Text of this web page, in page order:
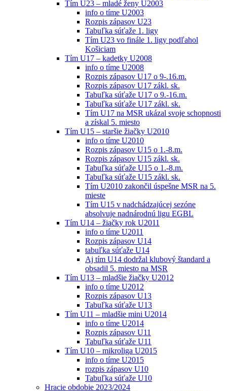
Tím U23 – mladé ženy U2003
info o tíme U2003
Rozpis zápasov U23
Tabuľka súťaže 1. ligy
Tím U23 vo finále 1. ligy podľahol
Košiciam
Tím U17 – kadetky U2008
info o tíme U2008
Rozpis zápasov U17 o 9-.16.m.
Rozpis zápasov U17 zákl. sk.
Tabuľka súťaže U17 o 9.-16.m.
Tabuľka súťaže U17 zákl. sk.
Tím U17 na MSR ukázal svoje schopnosti
a získal 5. miesto
Tím U15 – staršie žiačky U2010
info o tíme U2010
Rozpis zápasov U15 o 1.-8.m.
Rozpis zápasov U15 zákl. sk.
Tabuľka súťaže U15 o 1.-8.m.
Tabuľka súťaže U15 zákl. sk.
Tím U2010 zakončil úspešne MSR na 5.
mieste
Tím U15 v nadchádzajúcej sezóne
absolvuje nadnárodnú ligu EGBL
Tím U14 – žiačky rok U2011
info o tíme U2011
Rozpis zápasov U14
tabuľka súťaže U14
Aj tím U14 dodržal klubový štandard a
obsadil 5. miesto na MSR
Tím U13 – mladšie žiačky U2012
info o tíme U2012
Rozpis zápasov U13
Tabuľka súťaže U13
Tím U11 – mladšie mini U2014
info o tíme U2014
Rozpis zápasov U11
Tabuľka súťaže U11
Tím U10 – mikroliga U2015
info o tíme U2015
rozpis zápasov U10
Tabuľka súťaže U10
Hracie obdobie 2023/2024